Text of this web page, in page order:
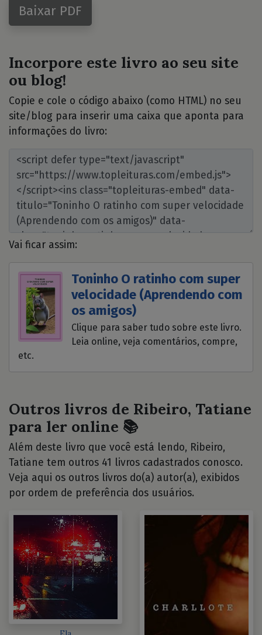
Baixar PDF
Incorpore este livro ao seu site
ou blog!
Copie e cole o código abaixo (como HTML) no seu
site/blog para inserir uma caixa que aponta para
informações do livro:
Vai ficar assim:
Toninho O ratinho com super
velocidade (Aprendendo com
os amigos)
Clique para saber tudo sobre este livro.
Leia online, veja comentários, compre,
etc.
Outros livros de Ribeiro, Tatiane
para ler online 📚
Além deste livro que você está lendo, Ribeiro,
Tatiane tem outros 41 livros cadastrados conosco.
Veja aqui os outros livros do(a) autor(a), exibidos
por ordem de preferência dos usuários.